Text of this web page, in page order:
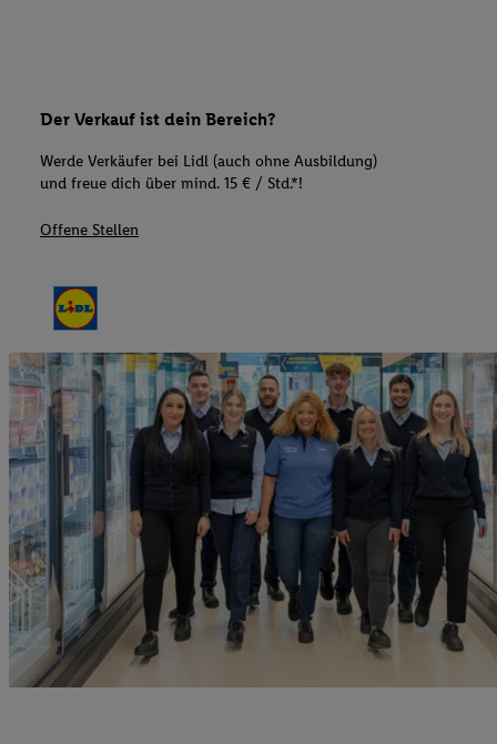
Der Verkauf ist dein Bereich?
Werde Verkäufer bei Lidl (auch ohne Ausbildung)
und freue dich über mind. 15 € / Std.*!
Offene Stellen